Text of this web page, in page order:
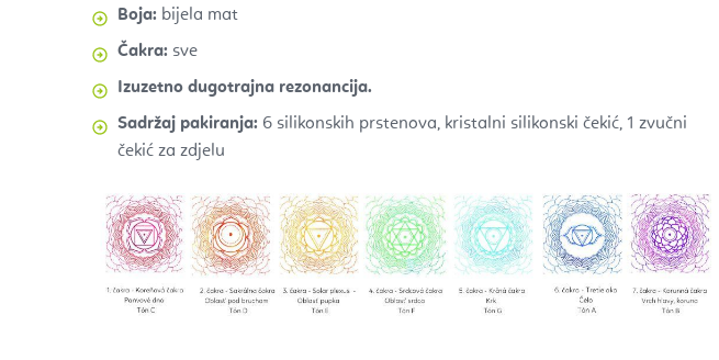
Boja: bijela mat
Čakra: sve
Izuzetno dugotrajna rezonancija.
Sadržaj pakiranja: 6 silikonskih prstenova, kristalni silikonski čekić, 1 zvučni
čekić za zdjelu